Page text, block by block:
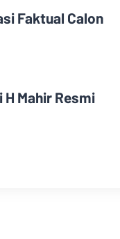
Faktual Calon
Mahir Resmi